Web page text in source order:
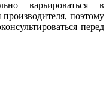
варьироваться в
поэтому
перед